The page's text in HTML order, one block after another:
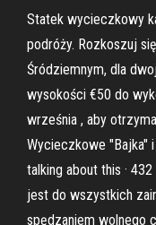
Statek wycieczkowy
podróży. Rozkoszuj
Śródziemnym, dla
wysokości €50 do
września , aby
Wycieczkowe "Bajka"
talking about this ·
jest do wszystkich
spędzaniem wolnego